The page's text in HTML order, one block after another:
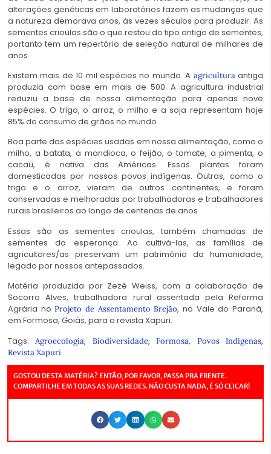
alterações genéticas em laboratórios fazem as mudanças que
a natureza demorava anos, às vezes séculos para produzir. As
sementes crioulas são o que restou do tipo antigo de sementes,
portanto tem um repertório de seleção natural de milhares de
anos.
Existem mais de 10 mil espécies no mundo. A agriculturaantiga
produzia com base em mais de 500. A agricultura industrial
reduziu a base de nossa alimentação para apenas nove
espécies. O trigo, o arroz, o milho e a soja representam hoje
85% do consumo de grãos no mundo.
Boa parte das espécies usadas em nossa alimentação, como o
milho, a batata, a mandioca, o feijão, o tomate, a pimenta, o
cacau, é nativa das Américas. Essas plantas foram
domesticadas por nossos povos indígenas. Outras, como o
trigo e o arroz, vieram de outros continentes, e foram
conservadas e melhoradas por trabalhadoras e trabalhadores
rurais brasileiros ao longo de centenas de anos.
Essas são as sementes crioulas, também chamadas de
sementes da esperança. Ao cultivá-las, as famílias de
agricultores/as preservam um patrimônio da humanidade,
legado por nossos antepassados.
Matéria produzida por Zezé Weiss, com a colaboração de
Socorro Alves, trabalhadora rural assentada pela Reforma
Agrária noProjeto de Assentamento Brejão, no Vale do Paranã,
em Formosa, Goiás, para a revista Xapuri.
Tags:Agroecologia, Biodiversidade,Formosa, Povos Indígenas,
Revista Xapuri
GOSTOU DESTA MATÉRIA? ENTÃO, POR FAVOR, PASSA PRA FRENTE.
COMPARTILHE EM TODAS AS SUAS REDES. NÃO CUSTA NADA, É SÓ CLICAR!